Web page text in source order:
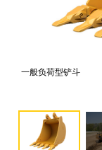
一般负荷型铲斗